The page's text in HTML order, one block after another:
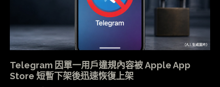
Telegram 因單一用戶違規內容被 Apple App
Store 短暫下架後迅速恢復上架